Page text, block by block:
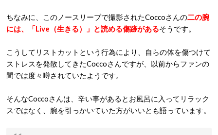
ちなみに、このノースリーブで撮影されたCoccoさんの二の腕
には、「Live（生きる）」と読める傷跡があるそうです。
こうしてリストカットという行為により、自らの体を傷つけて
ストレスを発散してきたCoccoさんですが、以前からファンの
間では度々噂されていたようです。
そんなCoccoさんは、辛い事があるとお風呂に入ってリラック
スではなく、腕を引っかいていた方がいいとも語っています。